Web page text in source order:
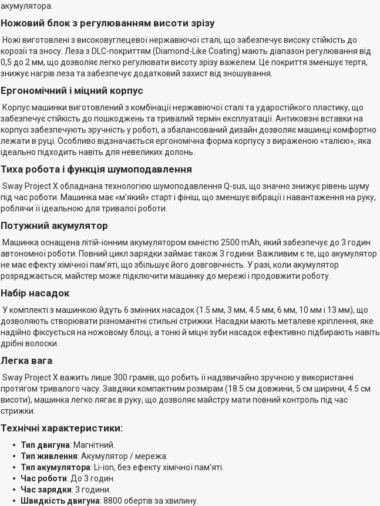
акумулятора.
Ножовий блок з регулюванням висоти зрізу
Ножі виготовлені з високовуглецевої нержавіючої сталі, що забезпечує високу стійкість до
корозії та зносу. Леза з DLC-покриттям (Diamond-Like Coating) мають діапазон регулювання від
0,5 до 2 мм, що дозволяє легко регулювати висоту зрізу важелем. Це покриття зменшує тертя,
знижує нагрів леза та забезпечує додатковий захист від зношування.
Ергономічний і міцний корпус
Корпус машинки виготовлений з комбінації нержавіючої сталі та ударостійкого пластику, що
забезпечує стійкість до пошкоджень та тривалий термін експлуатації. Антиковзні вставки на
корпусі забезпечують зручність у роботі, а збалансований дизайн дозволяє машинці комфортно
лежати в руці. Особливо відзначається ергономічна форма корпусу з вираженою «талією», яка
ідеально підходить навіть для невеликих долонь.
Тиха робота і функція шумоподавлення
Sway Project X обладнана технологією шумоподавлення Q-sus, що значно знижує рівень шуму
під час роботи. Машинка має «м'який» старт і фініш, що зменшує вібрації і навантаження на руку,
роблячи її ідеальною для тривалої роботи.
Потужний акумулятор
Машинка оснащена літій-іонним акумулятором ємністю 2500 mAh, який забезпечує до 3 годин
автономної роботи. Повний цикл зарядки займає також 3 години. Важливим є те, що акумулятор
не має ефекту хімічної пам’яті, що збільшує його довговічність. У разі, коли акумулятор
розряджається, майстер може підключити машинку до мережі і продовжити роботу.
Набір насадок
У комплекті з машинкою йдуть 6 змінних насадок (1.5 мм, 3 мм, 4.5 мм, 6 мм, 10 мм і 13 мм), що
дозволяють створювати різноманітні стильні стрижки. Насадки мають металеве кріплення, яке
надійно фіксується на ножовому блоці, а тонкі й міцні зуби насадок ефективно підбирають навіть
дрібні волоски.
Легка вага
Sway Project X важить лише 300 грамів, що робить її надзвичайно зручною у використанні
протягом тривалого часу. Завдяки компактним розмірам (18.5 см довжини, 5 см ширини, 4.5 см
висоти), машинка легко лягає в руку, що дозволяє майстру мати повний контроль під час
стрижки.
Технічні характеристики:
Тип двигуна: Магнітний.
Тип живлення: Акумулятор / мережа.
Тип акумулятора: Li-ion, без ефекту хімічної пам'яті.
Час роботи: До 3 годин.
Час зарядки: 3 години.
Швидкість двигуна: 8800 обертів за хвилину.